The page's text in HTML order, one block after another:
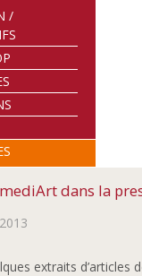
/
dans la
extraits d’articles